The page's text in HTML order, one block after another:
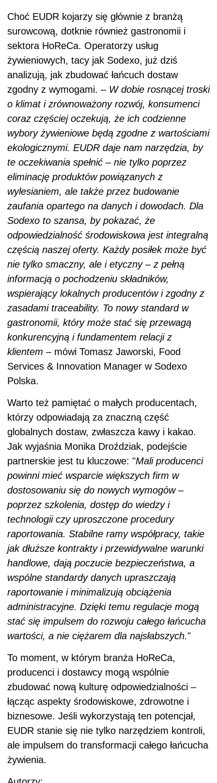
Choć EUDR kojarzy się głównie z branżą
surowcową, dotknie również gastronomii i
sektora HoReCa. Operatorzy usług
żywieniowych, tacy jak Sodexo, już dziś
analizują, jak zbudować łańcuch dostaw
zgodny z wymogami. – W dobie rosnącej troski
o klimat i zrównoważony rozwój, konsumenci
coraz częściej oczekują, że ich codzienne
wybory żywieniowe będą zgodne z wartościami
ekologicznymi. EUDR daje nam narzędzia, by
te oczekiwania spełnić – nie tylko poprzez
eliminację produktów powiązanych z
wylesianiem, ale także przez budowanie
zaufania opartego na danych i dowodach. Dla
Sodexo to szansa, by pokazać, że
odpowiedzialność środowiskowa jest integralną
częścią naszej oferty. Każdy posiłek może być
nie tylko smaczny, ale i etyczny – z pełną
informacją o pochodzeniu składników,
wspierający lokalnych producentów i zgodny z
zasadami traceability. To nowy standard w
gastronomii, który może stać się przewagą
konkurencyjną i fundamentem relacji z
klientem – mówi Tomasz Jaworski, Food
Services & Innovation Manager w Sodexo
Polska.
Warto też pamiętać o małych producentach,
którzy odpowiadają za znaczną część
globalnych dostaw, zwłaszcza kawy i kakao.
Jak wyjaśnia Monika Droździak, podejście
partnerskie jest tu kluczowe: "Mali producenci
powinni mieć wsparcie większych firm w
dostosowaniu się do nowych wymogów –
poprzez szkolenia, dostęp do wiedzy i
technologii czy uproszczone procedury
raportowania. Stabilne ramy współpracy, takie
jak dłuższe kontrakty i przewidywalne warunki
handlowe, dają poczucie bezpieczeństwa, a
wspólne standardy danych upraszczają
raportowanie i minimalizują obciążenia
administracyjne. Dzięki temu regulacje mogą
stać się impulsem do rozwoju całego łańcucha
wartości, a nie ciężarem dla najsłabszych."
To moment, w którym branża HoReCa,
producenci i dostawcy mogą wspólnie
zbudować nową kulturę odpowiedzialności –
łącząc aspekty środowiskowe, zdrowotne i
biznesowe. Jeśli wykorzystają ten potencjał,
EUDR stanie się nie tylko narzędziem kontroli,
ale impulsem do transformacji całego łańcucha
żywienia.